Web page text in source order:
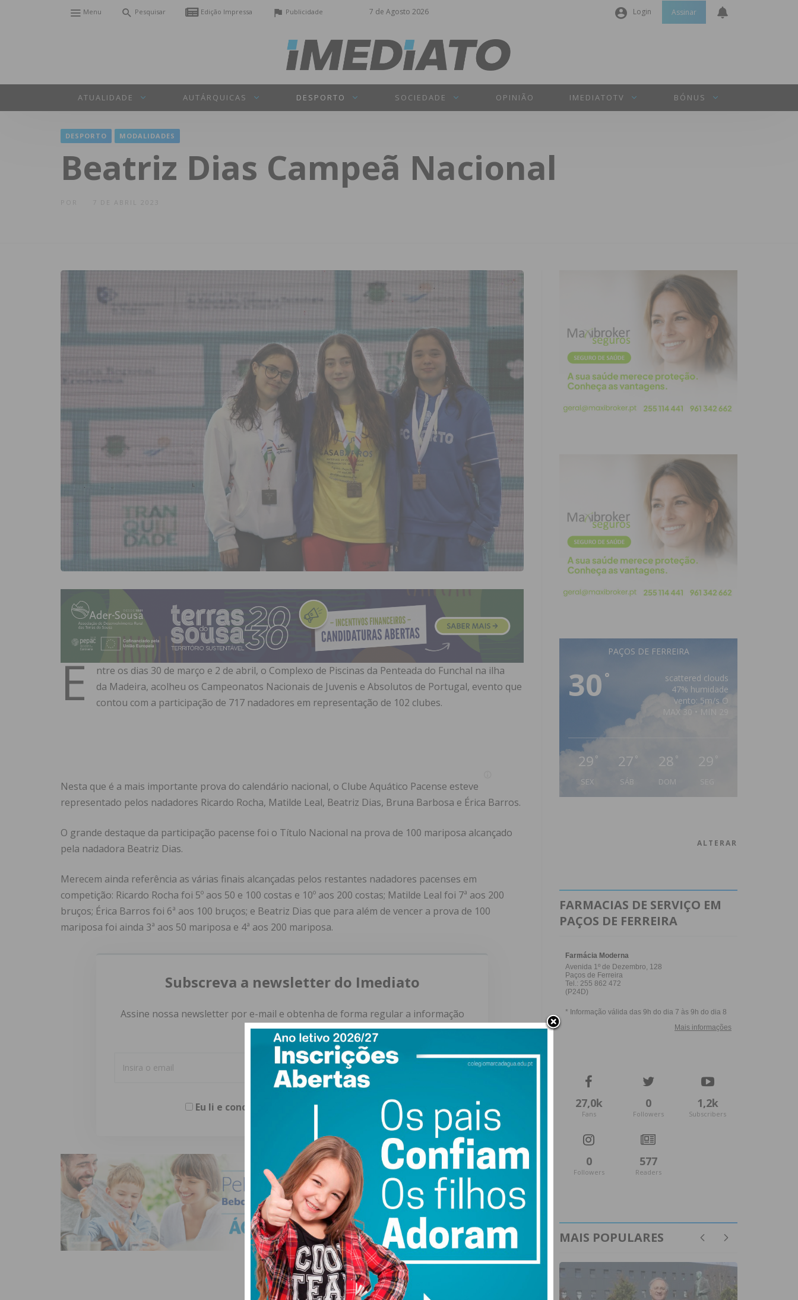
7 de Agosto 2026
Menu Pesquisar Edição Impressa Publicidade Login
Senha
Assinar
ATUALIDADE AUTÁRQUICAS DESPORTO SOCIEDADE OPINIÃO IMEDIATOTV BÓNUS
DESPORTO MODALIDADES
Beatriz Dias Campeã Nacional
7 DE ABRIL 2023
E
ntre os dias 30 de março e 2 de abril, o Complexo de Piscinas da Penteada do Funchal na ilha
da Madeira, acolheu os Campeonatos Nacionais de Juvenis e Absolutos de Portugal, evento que
contou com a participação de 717 nadadores em representação de 102 clubes.
Nesta que é a mais importante prova do calendário nacional, o Clube Aquático Pacense esteve
representado pelos nadadores Ricardo Rocha, Matilde Leal, Beatriz Dias, Bruna Barbosa e Érica Barros.
O grande destaque da participação pacense foi o Título Nacional na prova de 100 mariposa alcançado
pela nadadora Beatriz Dias.
Merecem ainda referência as várias finais alcançadas pelos restantes nadadores pacenses em
competição: Ricardo Rocha foi 5º aos 50 e 100 costas e 10º aos 200 costas; Matilde Leal foi 7ª aos 200
bruços; Érica Barros foi 6ª aos 100 bruços; e Beatriz Dias que para além de vencer a prova de 100
mariposa foi ainda 3ª aos 50 mariposa e 4ª aos 200 mariposa.
Subscreva a newsletter do Imediato
Assine nossa newsletter por e-mail e obtenha de forma regular a informação
atualizada.
Eu li e concordo com os termos e condições
PAÇOS DE FERREIRA
30 °
scattered clouds
47% humidade
vento: 5m/s O
MAX 30 • MIN 29
29 °
SEX
27 °
SÁB
28 °
DOM
29 °
ALTERAR
FARMACIAS DE SERVIÇO EM
PAÇOS DE FERREIRA
27,0k
Fans
0
Followers
1,2k
Subscribers
0
Followers
577
Readers
MAIS POPULARES